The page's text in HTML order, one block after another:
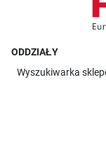
ODDZIAŁY
Wyszukiwarka